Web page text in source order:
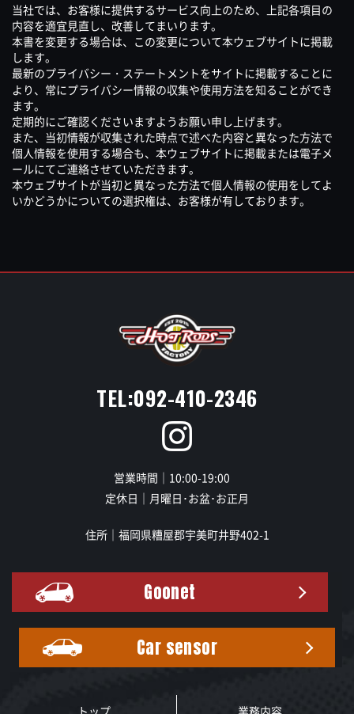
当社では、お客様に提供するサービス向上のため、上記各項目の
内容を適宜見直し、改善してまいります。
本書を変更する場合は、この変更について本ウェブサイトに掲載
します。
最新のプライバシー・ステートメントをサイトに掲載することに
より、常にプライバシー情報の収集や使用方法を知ることができ
ます。
定期的にご確認くださいますようお願い申し上げます。
また、当初情報が収集された時点で述べた内容と異なった方法で
個人情報を使用する場合も、本ウェブサイトに掲載または電子メ
ールにてご連絡させていただきます。
本ウェブサイトが当初と異なった方法で個人情報の使用をしてよ
いかどうかについての選択権は、お客様が有しております。
TEL:092-410-2346
営業時間｜10:00-19:00
定休日｜月曜日･お盆･お正月
住所｜福岡県糟屋郡宇美町井野402-1
Goonet
Car sensor